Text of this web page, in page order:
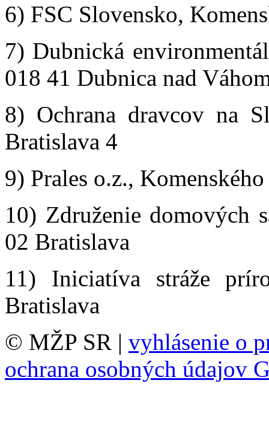
6) FSC Slovensko,
7) Dubnická
018 41 Dubnica nad
8) Ochrana dravcov na
Bratislava 4
9) Prales o.z.,
10) Združenie domových
02 Bratislava
11) Iniciatíva stráže
Bratislava
© MŽP SR | vyhlásenie o
ochrana osobných údajov